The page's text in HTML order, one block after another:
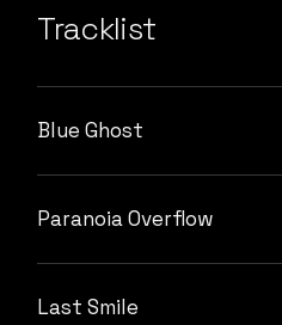
Tracklist
Blue Ghost
Paranoia Overflow
Last Smile